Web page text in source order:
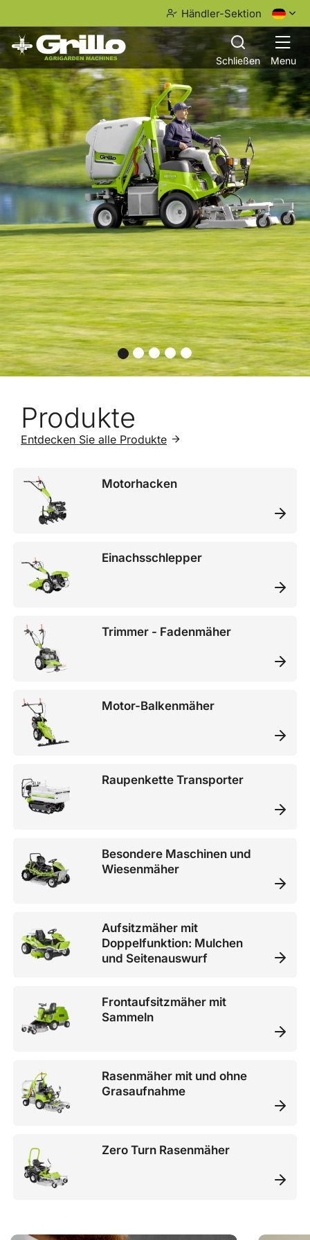
Händler-Sektion
Schließen Menu
Produkte
Entdecken Sie alle Produkte
Motorhacken
Einachsschlepper
Trimmer - Fadenmäher
Motor-Balkenmäher
Raupenkette Transporter
Besondere Maschinen und
Wiesenmäher
Aufsitzmäher mit
Doppelfunktion: Mulchen
und Seitenauswurf
Frontaufsitzmäher mit
Sammeln
Rasenmäher mit und ohne
Grasaufnahme
Zero Turn Rasenmäher